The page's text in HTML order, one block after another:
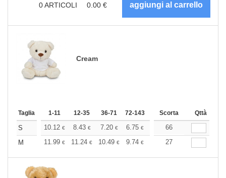
0ARTICOLI 0.00 €
Cream
Taglia 1-11 12-35 36-71 72-143 144-287 288 + Altri
Scorta Qttà
S 10.12 € 8.43 € 7.20 € 6.75 € 6.41€
66
M
11.99 € 11.24 € 10.49 € 9.74 € 8.99€
27